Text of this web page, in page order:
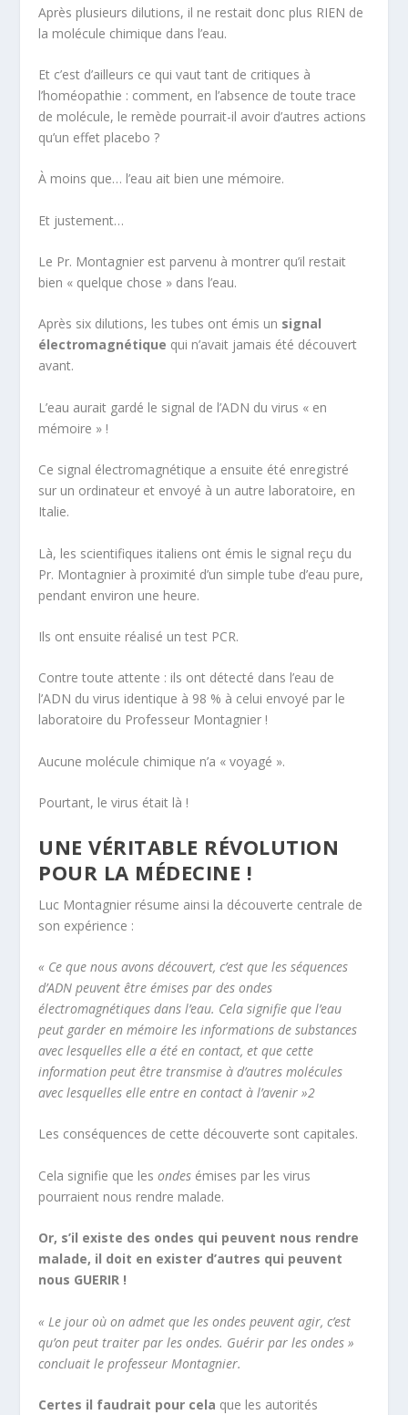
Après plusieurs dilutions, il ne restait donc plus RIEN de
la molécule chimique dans l’eau.
Et c’est d’ailleurs ce qui vaut tant de critiques à
l’homéopathie : comment, en l’absence de toute trace
de molécule, le remède pourrait-il avoir d’autres actions
qu’un effet placebo ?
À moins que… l’eau ait bien une mémoire.
Et justement…
Le Pr. Montagnier est parvenu à montrer qu’il restait
bien « quelque chose » dans l’eau.
Après six dilutions, les tubes ont émis un signal
électromagnétique qui n’avait jamais été découvert
avant.
L’eau aurait gardé le signal de l’ADN du virus « en
mémoire » !
Ce signal électromagnétique a ensuite été enregistré
sur un ordinateur et envoyé à un autre laboratoire, en
Italie.
Là, les scientifiques italiens ont émis le signal reçu du
Pr. Montagnier à proximité d’un simple tube d’eau pure,
pendant environ une heure.
Ils ont ensuite réalisé un test PCR.
Contre toute attente : ils ont détecté dans l’eau de
l’ADN du virus identique à 98 % à celui envoyé par le
laboratoire du Professeur Montagnier !
Aucune molécule chimique n’a « voyagé ».
Pourtant, le virus était là !
UNE VÉRITABLE RÉVOLUTION
POUR LA MÉDECINE !
Luc Montagnier résume ainsi la découverte centrale de
son expérience :
« Ce que nous avons découvert, c’est que les séquences
d’ADN peuvent être émises par des ondes
électromagnétiques dans l’eau. Cela signifie que l’eau
peut garder en mémoire les informations de substances
avec lesquelles elle a été en contact, et que cette
information peut être transmise à d’autres molécules
avec lesquelles elle entre en contact à l’avenir »2
Les conséquences de cette découverte sont capitales.
Cela signifie que lesondes émises par les virus
pourraient nous rendre malade.
Or, s’il existe des ondes qui peuvent nous rendre
malade, il doit en exister d’autres qui peuvent
nous GUERIR !
« Le jour où on admet que les ondes peuvent agir, c’est
qu’on peut traiter par les ondes. Guérir par les ondes »
concluait le professeur Montagnier.
Certes il faudrait pour cela que les autorités